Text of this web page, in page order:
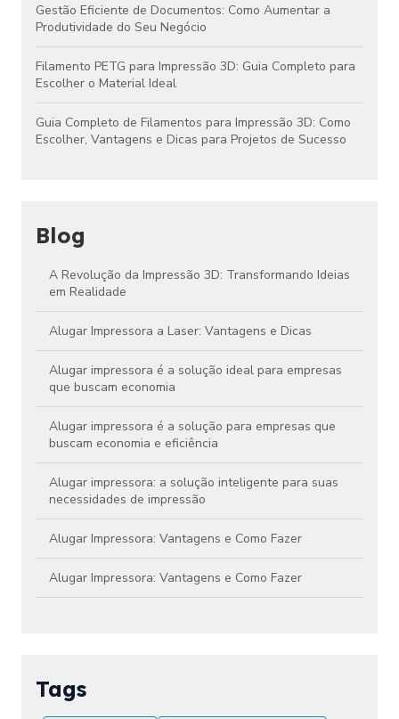
Gestão Eficiente de Documentos: Como Aumentar a
Produtividade do Seu Negócio
Filamento PETG para Impressão 3D: Guia Completo para
Escolher o Material Ideal
Guia Completo de Filamentos para Impressão 3D: Como
Escolher, Vantagens e Dicas para Projetos de Sucesso
Blog
A Revolução da Impressão 3D: Transformando Ideias
em Realidade
Alugar Impressora a Laser: Vantagens e Dicas
Alugar impressora é a solução ideal para empresas
que buscam economia
Alugar impressora é a solução para empresas que
buscam economia e eficiência
Alugar impressora: a solução inteligente para suas
necessidades de impressão
Alugar Impressora: Vantagens e Como Fazer
Alugar Impressora: Vantagens e Como Fazer
Tags